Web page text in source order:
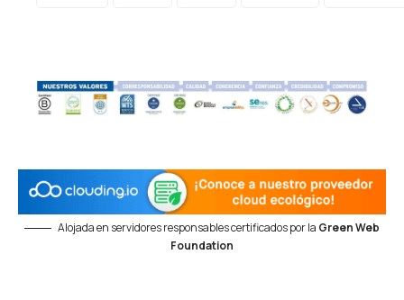
Alojada en servidores responsables certificados por la Green Web
Foundation